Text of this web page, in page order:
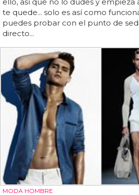
te quede... solo es así como
puedes probar con el punto de
directo...
MODA HOMBRE